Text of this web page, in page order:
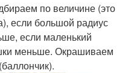
по величине (это
если большой радиус
если маленький
меньше. Окрашиваем